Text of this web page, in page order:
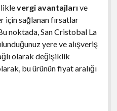
vergi avantajları ve
için sağlanan fırsatlar
noktada, San Cristobal La
yere ve alışveriş
olarak değişiklik
bu ürünün fiyat aralığı